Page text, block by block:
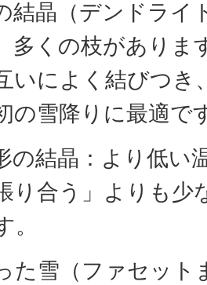
結晶（デンドライ
多くの枝がありま
いによく結びつき
の雪降りに最適で
の結晶：より低い
り合う」よりも
た雪（ファセット